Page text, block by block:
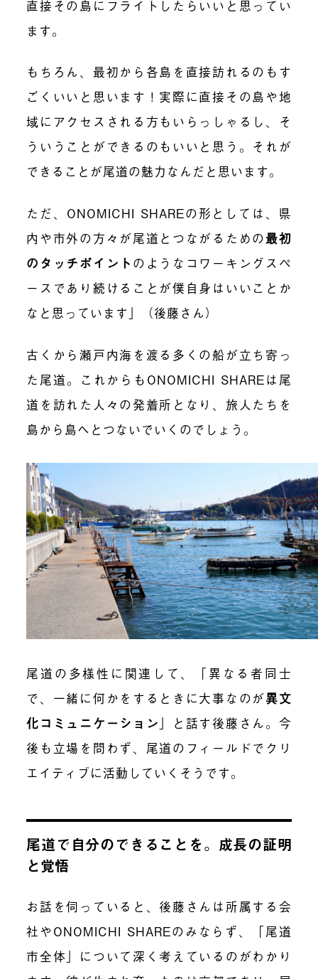
直接その島にフライトしたらいいと思ってい
ます。
もちろん、最初から各島を直接訪れるのもす
ごくいいと思います！実際に直接その島や地
域にアクセスされる方もいらっしゃるし、そ
ういうことができるのもいいと思う。それが
できることが尾道の魅力なんだと思います。
ただ、ONOMICHI SHAREの形としては、県
内や市外の方々が尾道とつながるための最初
のタッチポイント のようなコワーキングスペ
ースであり続けることが僕自身はいいことか
なと思っています」（後藤さん）
古くから瀬戸内海を渡る多くの船が立ち寄っ
た尾道。これからもONOMICHI SHAREは尾
道を訪れた人々の発着所となり、旅人たちを
島から島へとつないでいくのでしょう。
尾道の多様性に関連して、「異なる者同士
で、一緒に何かをするときに大事なのが異文
化コミュニケーション 」と話す後藤さん。今
後も立場を問わず、尾道のフィールドでクリ
エイティブに活動していくそうです。
尾道で自分のできることを。成長の証明
と覚悟
お話を伺っていると、後藤さんは所属する会
社やONOMICHI SHAREのみならず、「尾道
市全体」について深く考えているのがわかり